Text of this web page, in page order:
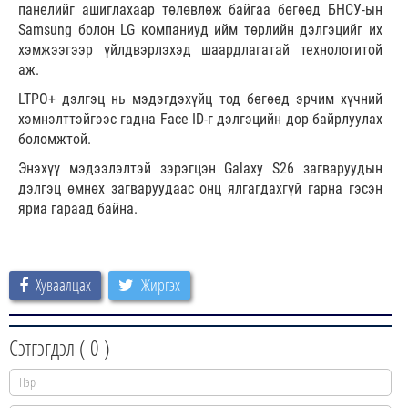
панелийг ашиглахаар төлөвлөж байгаа бөгөөд БНСУ-ын
Samsung болон LG компаниуд ийм төрлийн дэлгэцийг их
хэмжээгээр үйлдвэрлэхэд шаардлагатай технологитой
аж.
LTPO+ дэлгэц нь мэдэгдэхүйц тод бөгөөд эрчим хүчний
хэмнэлттэйгээс гадна Face ID-г дэлгэцийн дор байрлуулах
боломжтой.
Энэхүү мэдээлэлтэй зэрэгцэн Galaxy S26 загваруудын
дэлгэц өмнөх загваруудаас онц ялгагдахгүй гарна гэсэн
яриа гараад байна.
Хуваалцах Жиргэх
Сэтгэгдэл ( 0 )